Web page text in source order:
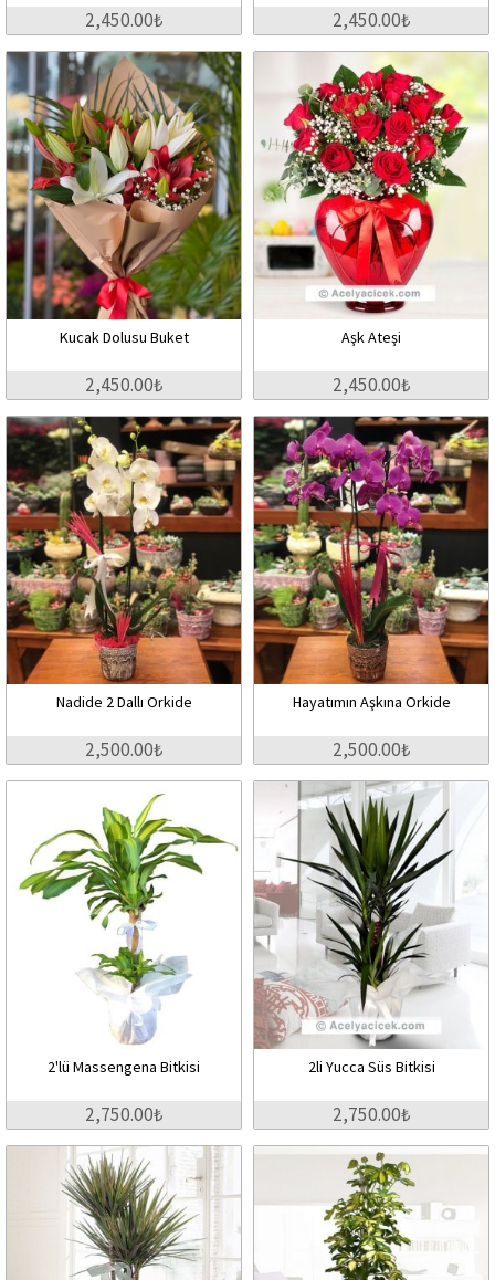
2,450.00₺ 2,450.00₺
Kucak Dolusu Buket
2,450.00₺
Aşk Ateşi
2,450.00₺
Nadide 2 Dallı Orkide
2,500.00₺
Hayatımın Aşkına Orkide
2,500.00₺
2'lü Massengena Bitkisi
2,750.00₺
2li Yucca Süs Bitkisi
2,750.00₺